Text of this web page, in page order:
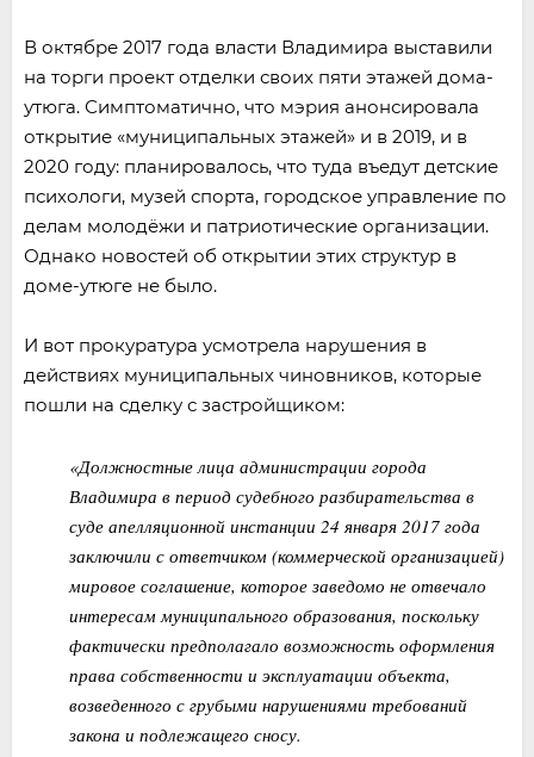
В октябре 2017 года власти Владимира выставили
на торги проект отделки своих пяти этажей дома-
утюга. Симптоматично, что мэрия анонсировала
открытие «муниципальных этажей» и в 2019, и в
2020 году: планировалось, что туда въедут детские
психологи, музей спорта, городское управление по
делам молодёжи и патриотические организации.
Однако новостей об открытии этих структур в
доме-утюге не было.
И вот прокуратура усмотрела нарушения в
действиях муниципальных чиновников, которые
пошли на сделку с застройщиком:
«Должностные лица администрации города
Владимира в период судебного разбирательства в
суде апелляционной инстанции 24 января 2017 года
заключили с ответчиком (коммерческой организацией)
мировое соглашение, которое заведомо не отвечало
интересам муниципального образования, поскольку
фактически предполагало возможность оформления
права собственности и эксплуатации объекта,
возведенного с грубыми нарушениями требований
закона и подлежащего сносу.